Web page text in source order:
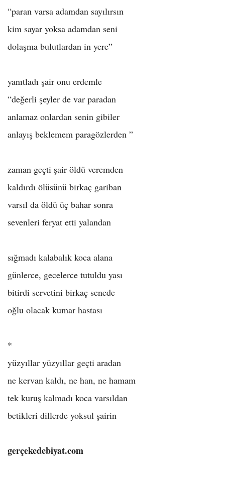
“paran varsa adamdan sayılırsın
kim sayar yoksa adamdan seni
dolaşma bulutlardan in yere”
yanıtladı şair onu erdemle
“değerli şeyler de var paradan
anlamaz onlardan senin gibiler
anlayış beklemem paragözlerden ”
zaman geçti şair öldü veremden
kaldırdı ölüsünü birkaç gariban
varsıl da öldü üç bahar sonra
sevenleri feryat etti yalandan
sığmadı kalabalık koca alana
günlerce, gecelerce tutuldu yası
bitirdi servetini birkaç senede
oğlu olacak kumar hastası
*
yüzyıllar yüzyıllar geçti aradan
ne kervan kaldı, ne han, ne hamam
tek kuruş kalmadı koca varsıldan
betikleri dillerde yoksul şairin
gerçekedebiyat.com